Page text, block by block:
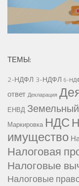
ТЕМЫ:
2-НДФЛ 3-НДФЛ 6-
ответ Декларация
ЕНВД
Маркировка НДС
имущество
Налоговая
Налоговые
Налоговые